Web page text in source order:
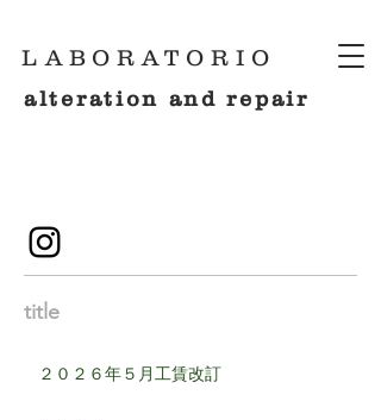
LABORATORIO
alteration and repair
title
２０２６年５月工賃改訂